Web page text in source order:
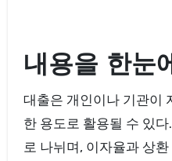
내용을 한눈
대출은 개인이나 기관이
한 용도로 활용될 수 있
로 나뉘며, 이자율과 상